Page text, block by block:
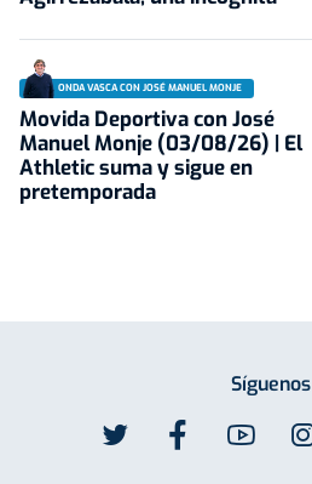
ONDA VASCA CON JOSÉ MANUEL MONJE
Movida Deportiva con José
Manuel Monje (03/08/26) | El
Athletic suma y sigue en
pretemporada
Síguenos